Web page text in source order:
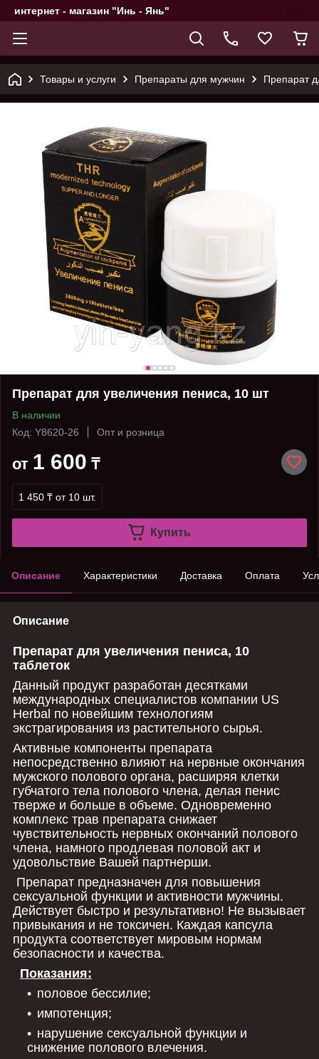
интернет - магазин "Инь - Янь"
Товары и услуги Препараты для мужчин Препарат
Препарат для увеличения пениса, 10 шт
В наличии
Код: Y8620-26
Опт и розница
от 1 600 ₸
1 450 ₸ от 10 шт.
Купить
Описание Характеристики Доставка Оплата
Описание
Препарат для увеличения пениса, 10
таблеток
Данный продукт разработан десятками
международных специалистов компании US
Herbal по новейшим технологиям
экстрагирования из растительного сырья.
Активные компоненты препарата
непосредственно влияют на нервные окончания
мужского полового органа, расширяя клетки
губчатого тела полового члена, делая пенис
тверже и больше в объеме. Одновременно
комплекс трав препарата снижает
чувствительность нервных окончаний полового
члена, намного продлевая половой акт и
удовольствие Вашей партнерши.
Препарат предназначен для повышения
сексуальной функции и активности мужчины.
Действует быстро и результативно! Не вызывает
привыкания и не токсичен. Каждая капсула
продукта соответствует мировым нормам
безопасности и качества.
Показания:
половое бессилие;
импотенция;
нарушение сексуальной функции и
снижение полового влечения.